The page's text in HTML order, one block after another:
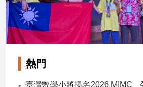
創
／
電
影
推
薦
科
熱門